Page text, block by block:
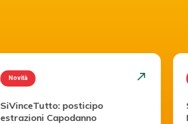
Novità north_east
SiVinceTutto: posticipo
estrazioni Capodanno